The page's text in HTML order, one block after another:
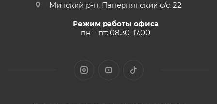
Минский р-н, Папернянский с/с, 22
Режим работы офиса
пн – пт: 08.30-17.00